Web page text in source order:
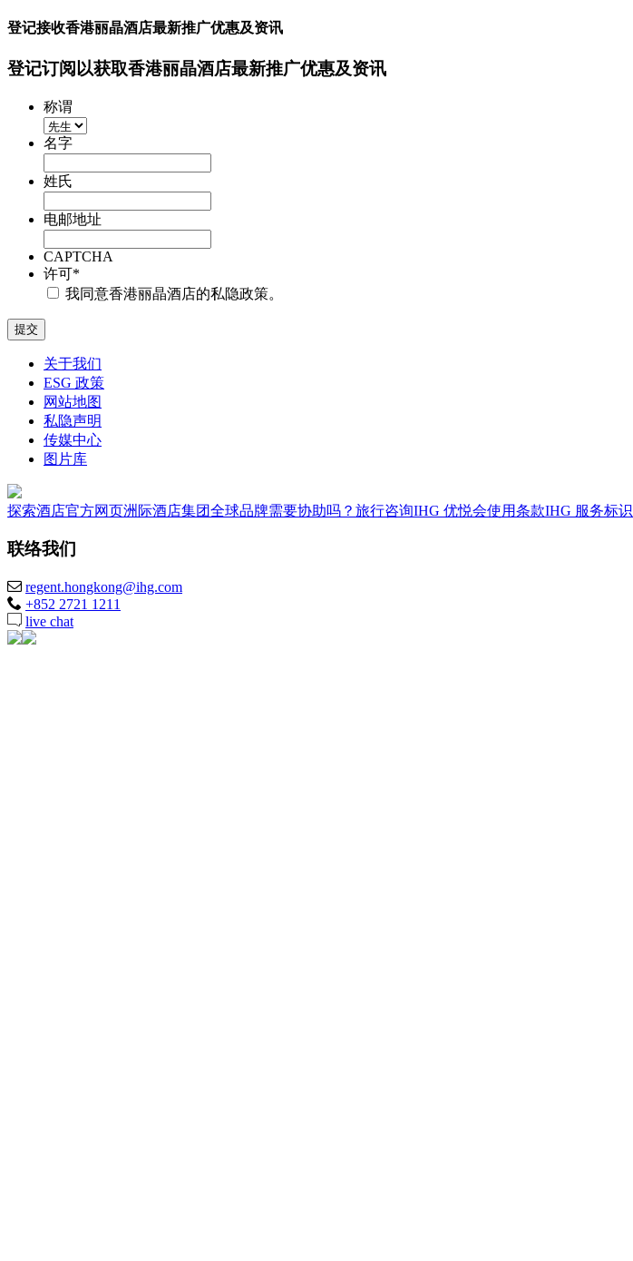
登记接收香港丽晶酒店最新推广优惠及资讯
登记订阅以获取香港丽晶酒店最新推广优惠及资讯
称谓
名字
姓氏
电邮地址
CAPTCHA
许可*
我同意香港丽晶酒店的私隐政策。
关于我们
ESG 政策
网站地图
私隐声明
传媒中心
图片库
探索酒店官方网页洲际酒店集团全球品牌需要协助吗？ 旅行咨询IHG 优悦会使用条款IHG 服务标识
联络我们
regent.hongkong@ihg.com
+852 2721 1211
live chat